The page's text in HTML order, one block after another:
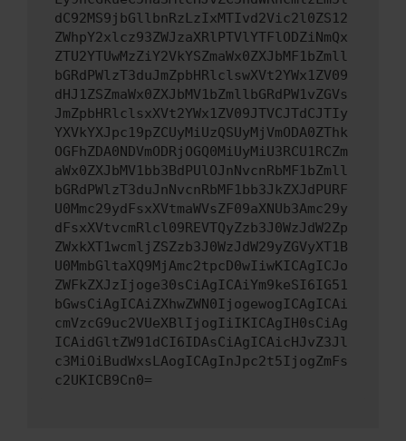
dC92MS9jbGllbnRzLzIxMTIvd2Vic2l0ZS12
ZWhpY2xlcz93ZWJzaXRlPTVlYTFlODZiNmQx
ZTU2YTUwMzZiY2VkYSZmaWx0ZXJbMF1bZmll
bGRdPWlzT3duJmZpbHRlclswXVt2YWx1ZV09
dHJ1ZSZmaWx0ZXJbMV1bZmllbGRdPW1vZGVs
JmZpbHRlclsxXVt2YWx1ZV09JTVCJTdCJTIy
YXVkYXJpc19pZCUyMiUzQSUyMjVmODA0ZThk
OGFhZDA0NDVmODRjOGQ0MiUyMiU3RCU1RCZm
aWx0ZXJbMV1bb3BdPUlOJnNvcnRbMF1bZmll
bGRdPWlzT3duJnNvcnRbMF1bb3JkZXJdPURF
U0Mmc29ydFsxXVtmaWVsZF09aXNUb3Amc29y
dFsxXVtvcmRlcl09REVTQyZzb3J0WzJdW2Zp
ZWxkXT1wcmljZSZzb3J0WzJdW29yZGVyXT1B
U0MmbGltaXQ9MjAmc2tpcD0wIiwKICAgICJo
ZWFkZXJzIjoge30sCiAgICAiYm9keSI6IG51
bGwsCiAgICAiZXhwZWN0IjogewogICAgICAi
cmVzcG9uc2VUeXBlIjogIiIKICAgIH0sCiAg
ICAidGltZW91dCI6IDAsCiAgICAicHJvZ3Jl
c3MiOiBudWxsLAogICAgInJpc2t5IjogZmFs
c2UKICB9Cn0=